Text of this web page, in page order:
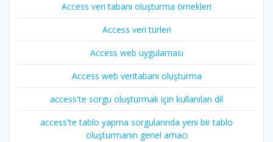
Access veri tabanı oluşturma örnekleri
Access veri türleri
Access web uygulaması
Access web veritabanı oluşturma
access'te sorgu oluşturmak için kullanılan dil
access'te tablo yapma sorgularında yeni bir tablo
oluşturmanın genel amacı